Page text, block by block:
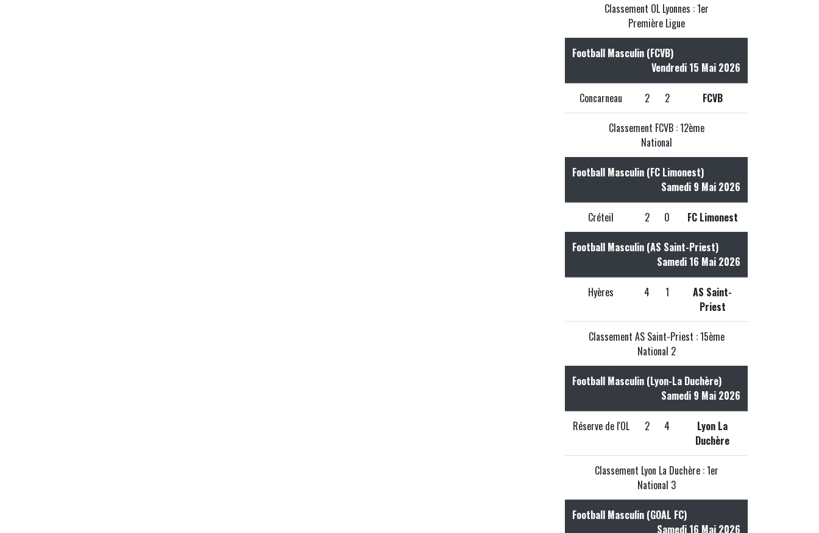
Classement OL Lyonnes : 1er
Première Ligue
Football Masculin (FCVB)
Vendredi 15 Mai 2026
Concarneau 2 2 FCVB
Classement FCVB : 12ème
National
Football Masculin (FC Limonest)
Samedi 9 Mai 2026
Créteil 2 0 FC Limonest
Football Masculin (AS Saint-Priest)
Samedi 16 Mai 2026
Hyères 4 1
AS Saint-
Priest
Classement AS Saint-Priest : 15ème
National 2
Football Masculin (Lyon-La Duchère)
Samedi 9 Mai 2026
Réserve de l'OL 2 4
Lyon La
Duchère
Classement Lyon La Duchère : 1er
National 3
Football Masculin (GOAL FC)
Samedi 16 Mai 2026